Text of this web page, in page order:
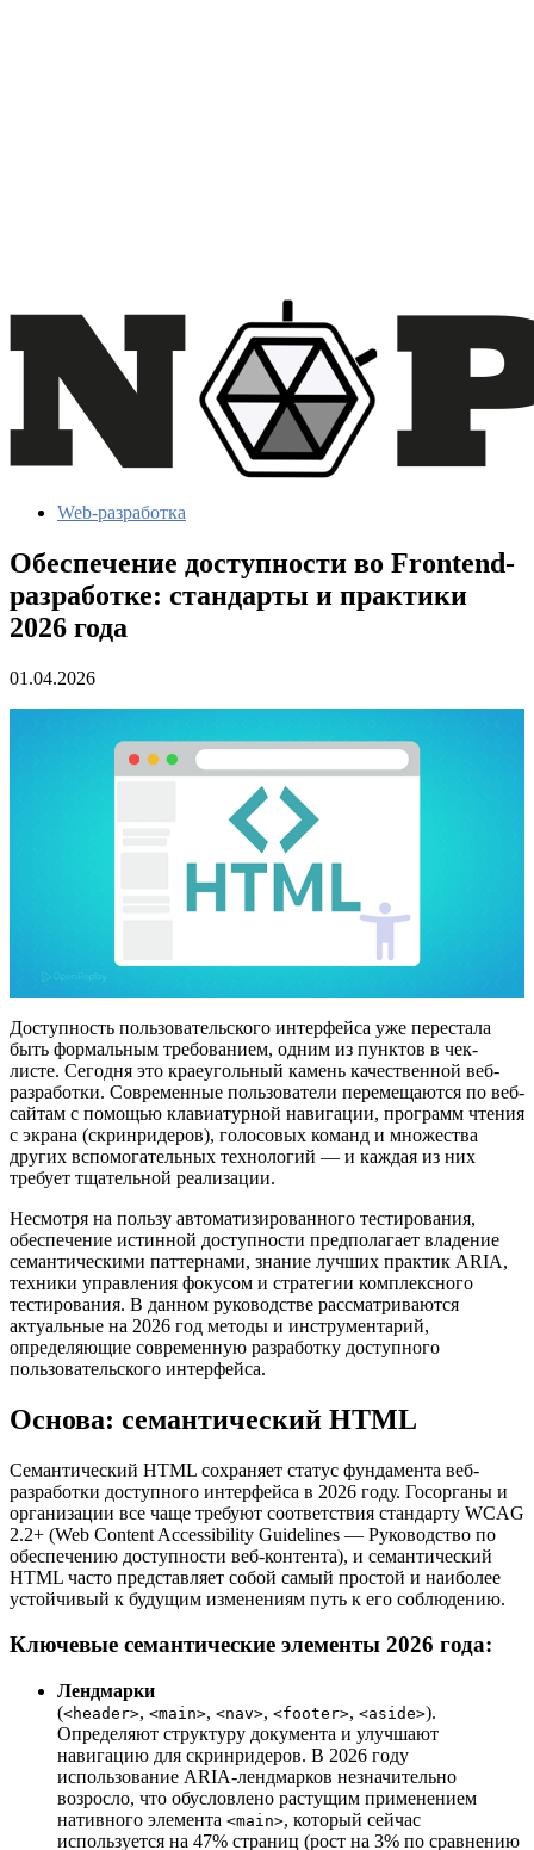
Web-разработка
Обеспечение доступности во Frontend-
разработке: стандарты и практики
2026 года
01.04.2026
Доступность пользовательского интерфейса уже перестала
быть формальным требованием, одним из пунктов в чек-
листе. Сегодня это краеугольный камень качественной веб-
разработки. Современные пользователи перемещаются по веб-
сайтам с помощью клавиатурной навигации, программ чтения
с экрана (скринридеров), голосовых команд и множества
других вспомогательных технологий — и каждая из них
требует тщательной реализации.
Несмотря на пользу автоматизированного тестирования,
обеспечение истинной доступности предполагает владение
семантическими паттернами, знание лучших практик ARIA,
техники управления фокусом и стратегии комплексного
тестирования. В данном руководстве рассматриваются
актуальные на 2026 год методы и инструментарий,
определяющие современную разработку доступного
пользовательского интерфейса.
Основа: семантический HTML
Семантический HTML сохраняет статус фундамента веб-
разработки доступного интерфейса в 2026 году. Госорганы и
организации все чаще требуют соответствия стандарту WCAG
2.2+ (Web Content Accessibility Guidelines — Руководство по
обеспечению доступности веб-контента), и семантический
HTML часто представляет собой самый простой и наиболее
устойчивый к будущим изменениям путь к его соблюдению.
Ключевые семантические элементы 2026 года:
Лендмарки
(<header>, <main>, <nav>, <footer>, <aside>).
Определяют структуру документа и улучшают
навигацию для скринридеров. В 2026 году
использование ARIA-лендмарков незначительно
возросло, что обусловлено растущим применением
нативного элемента <main>, который сейчас
используется на 47% страниц (рост на 3% по сравнению